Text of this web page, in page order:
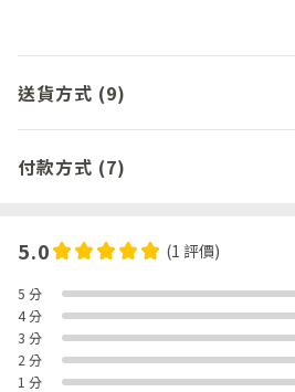
送貨方式 (9)
付款方式 (7)
5.0 (1 評價)
5 分
4 分
3 分
2 分
1 分